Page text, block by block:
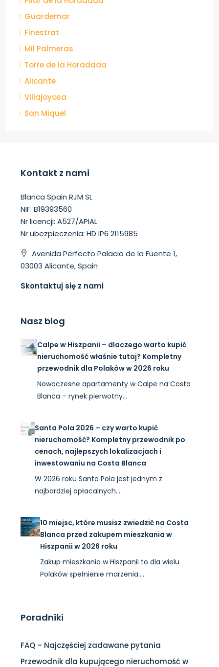
Guardemar
Finestrat
Mil Palmeras
Torre de la Horadada
Alicante
Villajoyosa
San Miquel
Kontakt z nami
Blanca Spain RJM SL
NIF: B19393560
Nr licencji: A527/APIAL
Nr ubezpieczenia: HD IP6 2115985
Avenida Perfecto Palacio de la Fuente 1,
03003 Alicante, Spain
Skontaktuj się z nami
Nasz blog
Calpe w Hiszpanii – dlaczego warto kupić
nieruchomość właśnie tutaj? Kompletny
przewodnik dla Polaków w 2026 roku
Nowoczesne apartamenty w Calpe na Costa
Blanca – rynek pierwotny…
Santa Pola 2026 – czy warto kupić
nieruchomość? Kompletny przewodnik po
cenach, najlepszych lokalizacjach i
inwestowaniu na Costa Blanca
W 2026 roku Santa Pola jest jednym z
najbardziej opłacalnych…
10 miejsc, które musisz zwiedzić na Costa
Blanca przed zakupem mieszkania w
Hiszpanii w 2026 roku
Zakup mieszkania w Hiszpanii to dla wielu
Polaków spełnienie marzenia:…
Poradniki
FAQ – Najczęściej zadawane pytania
Przewodnik dla kupującego nieruchomość w